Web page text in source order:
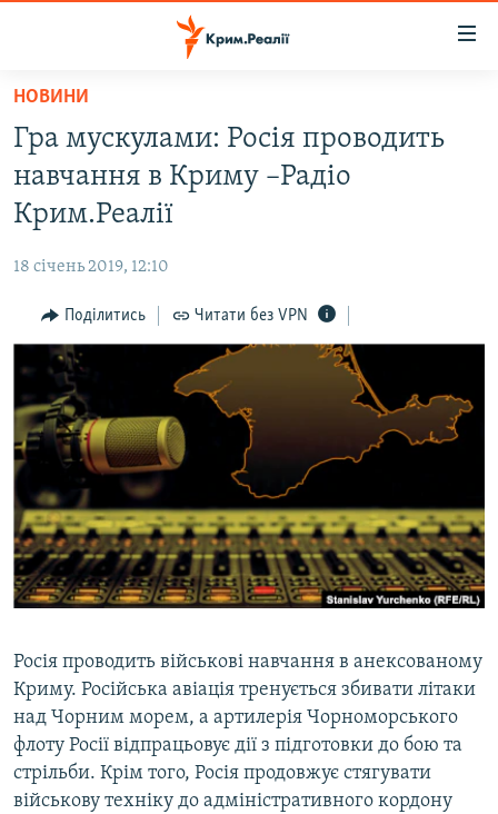
Перейти
основного
матеріалу
Перейти
до
основної
Перейти
до
пошуку
ВОДА.КРИМ
ВІДЕО ТА ФОТО
БЛОГИ
ПОГЛЯД
ІНТЕРВ'Ю
ВСЕ ЗА ДЕНЬ
СПЕЦПРОЕКТИ
ДЕПОРТАЦІЯ
ВІДЕОУРОКИ «ELIFBE»
СВІДЧЕННЯ ОКУПАЦІЇ
УКРАЇНСЬКА ПРОБЛЕМА КРИМУ
ЯК ОБІЙТИ БЛОКУВАННЯ
Русский
Qırımtatar
Усі сайти RFE/RL
НОВИНИ
Гра мускулами: Росія проводить
навчання в Криму –Радіо
Крим.Реалії
18 січень 2019, 12:10
Поділитись Читати без VPN
Росія проводить військові навчання в анексованому
Криму. Російська авіація тренується збивати літаки
над Чорним морем, а артилерія Чорноморського
флоту Росії відпрацьовує дії з підготовки до бою та
стрільби. Крім того, Росія продовжує стягувати
військову техніку до адміністративного кордону